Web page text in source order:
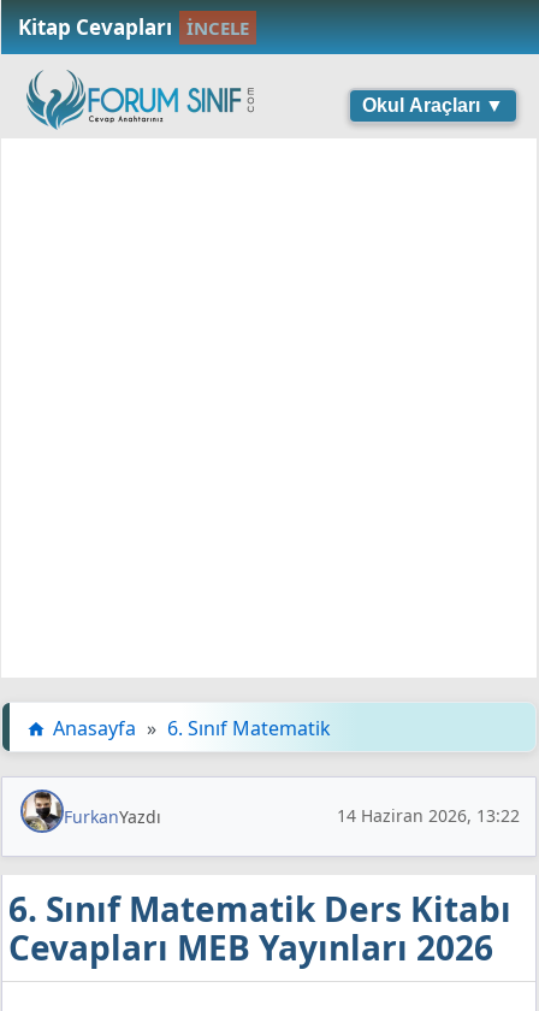
Kitap Cevapları İNCELE
Okul Araçları ▼
Anasayfa » 6. Sınıf Matematik
FurkanYazdı 14 Haziran 2026, 13:22
6. Sınıf Matematik Ders Kitabı
Cevapları MEB Yayınları 2026